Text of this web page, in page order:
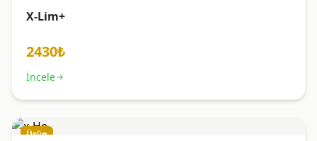
X-Lim+
2430₺
İncele
Ürün